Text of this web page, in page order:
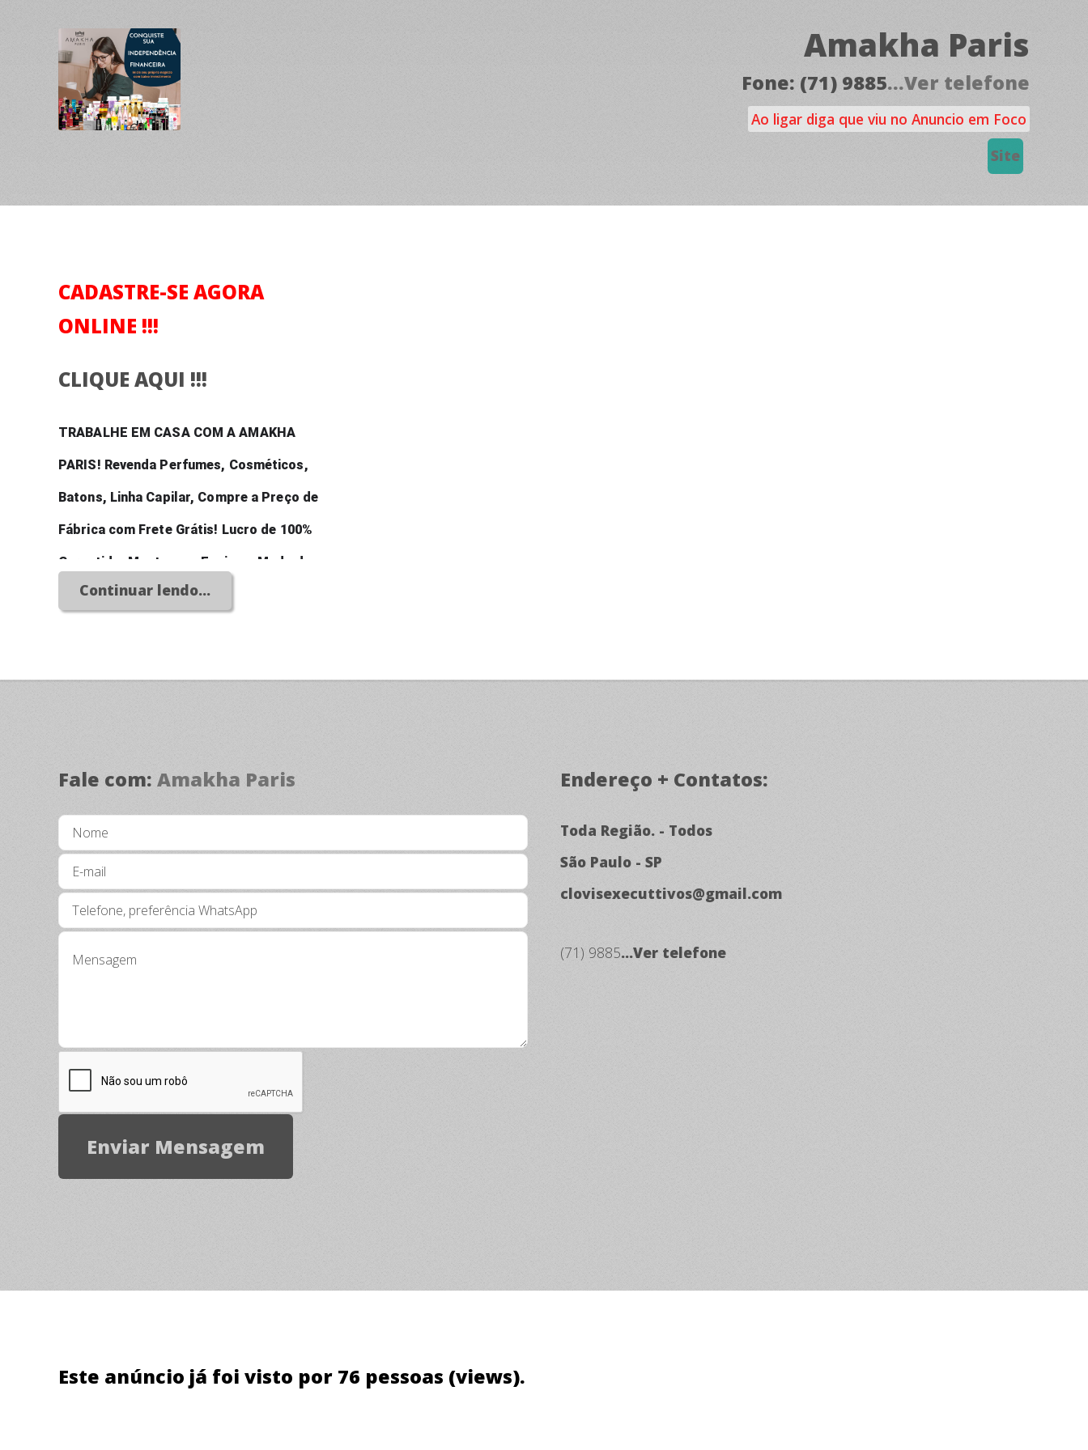
Amakha Paris
Fone: (71) 9885...Ver telefone
Ao ligar diga que viu no Anuncio em Foco
Site
CADASTRE-SE AGORA
ONLINE !!!
CLIQUE AQUI !!!
TRABALHE EM CASA COM A AMAKHA
PARIS! Revenda Perfumes, Cosméticos,
Batons, Linha Capilar, Compre a Preço de
Fábrica com Frete Grátis! Lucro de 100%
Garantido, Monte uma Equipe e Mude de
Vida e Realize Seus Sonhos! Abra um Grande
Continuar lendo...
Fale com: Amakha Paris Endereço + Contatos:
Toda Região. - Todos
São Paulo - SP
clovisexecuttivos@gmail.com
(71) 9885...Ver telefone
Este anúncio já foi visto por 76 pessoas (views).